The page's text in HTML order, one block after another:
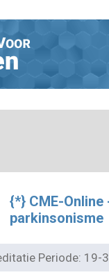
{*} CME-
parkinsonisme
Periode: